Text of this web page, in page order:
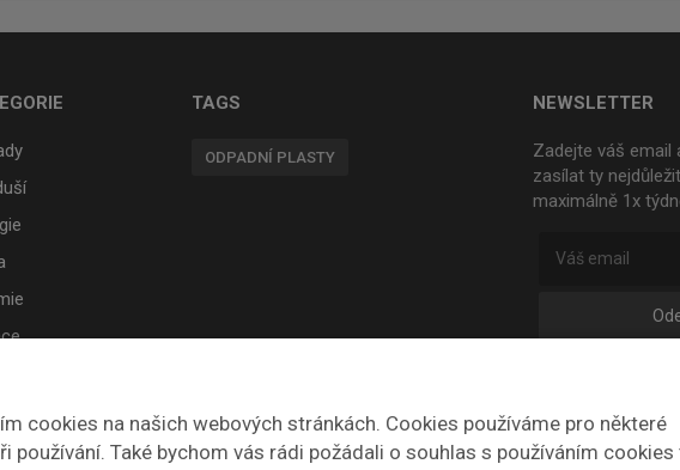
cookies na našich webových stránkách. Cookies používáme pro některé
používání. Také bychom vás rádi požádali o souhlas s používáním
TAGS
ODPADNÍ PLASTY
NEWSLETTER
Zadejte váš email
zasílat ty
maximálně 1x